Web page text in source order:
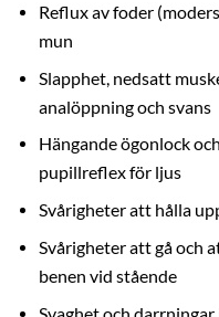
Reflux av foder
mun
Slapphet, nedsatt
analöppning och svans
Hängande ögonlock
pupillreflex för ljus
Svårigheter att hålla
Svårigheter att gå och
benen vid stående